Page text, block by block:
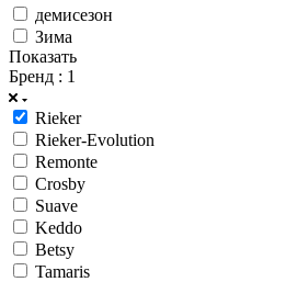
демисезон
Зима
Показать
Бренд : 1
Rieker
Rieker-Evolution
Remonte
Crosby
Suave
Keddo
Betsy
Tamaris